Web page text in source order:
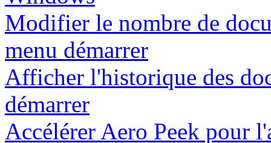
Modifier le nombre de
menu démarrer
Afficher l'historique des
démarrer
Accélérer Aero Peek pour